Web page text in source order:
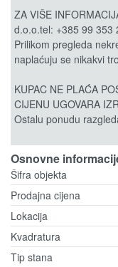
ZA VIŠE
d.o.o.tel: +385 99 353
Prilikom pregleda
naplaćuju se nikakvi
KUPAC NE PLAĆA
CIJENU UGOVARA
Ostalu ponudu
Osnovne
Šifra objekta
Prodajna cijena
Lokacija
Kvadratura
Tip stana